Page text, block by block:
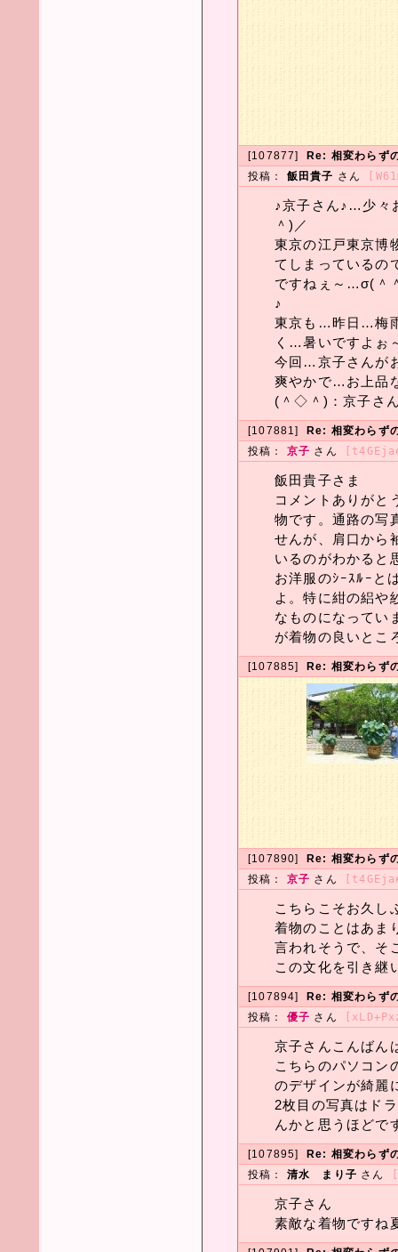
[107877]
Re: 相変わらず
投稿： 飯田貴子 さん
♪京子さん♪…少々
＾)／
東京の江戸東京
てしまっている
ですねぇ～…σ(＾
♪
東京も…昨日…梅
く…暑いですよぉ
今回…京子さんが
爽やかで…お上品
(＾◇＾)：京子さ
[107881]
Re: 相変わらず
投稿： 京子 さん
飯田貴子さま
コメントありがと
物です。通路の写
せんが、肩口から
いるのがわかると
お洋服のｼｰｽﾙｰと
よ。特に紺の絽や
なものになってい
が着物の良いとこ
[107885] Re: 相変わらず
[107890]
Re: 相変わらず
投稿： 京子 さん
こちらこそお久し
着物のことはあま
言われそうで、そ
この文化を引き継
[107894]
Re: 相変わらず
投稿： 優子 さん
京子さんこんばん
こちらのパソコン
のデザインが綺麗
2枚目の写真はド
んかと思うほどで
[107895]
Re: 相変わらず
投稿： 清水 まり子 さん
京子さん
素敵な着物ですね